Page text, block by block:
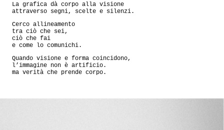
La grafica dà corpo alla visione
attraverso segni, scelte e silenzi.
Cerco allineamento
tra ciò che sei,
ciò che fai
e come lo comunichi.
Quando visione e forma coincidono,
l’immagine non è artificio.
ma verità che prende corpo.